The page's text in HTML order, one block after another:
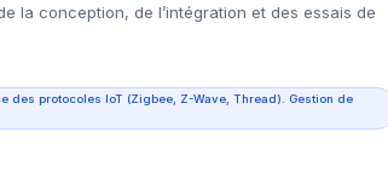
la conception, de l’intégration et des essais de
des protocoles IoT (Zigbee, Z-Wave, Thread). Gestion de